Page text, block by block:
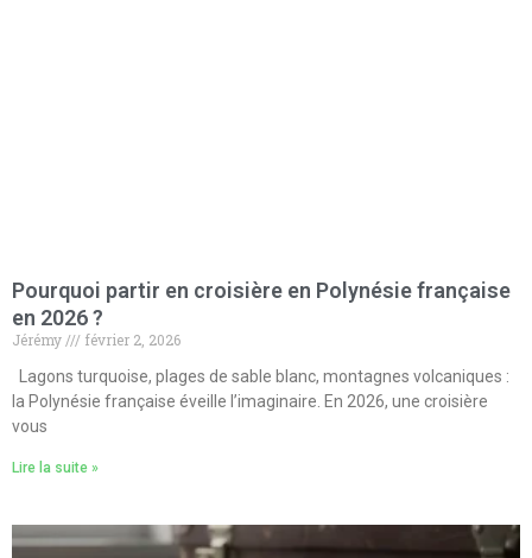
Pourquoi partir en croisière en Polynésie française
en 2026 ?
Jérémy
février 2, 2026
Lagons turquoise, plages de sable blanc, montagnes volcaniques :
la Polynésie française éveille l’imaginaire. En 2026, une croisière
vous
Lire la suite »